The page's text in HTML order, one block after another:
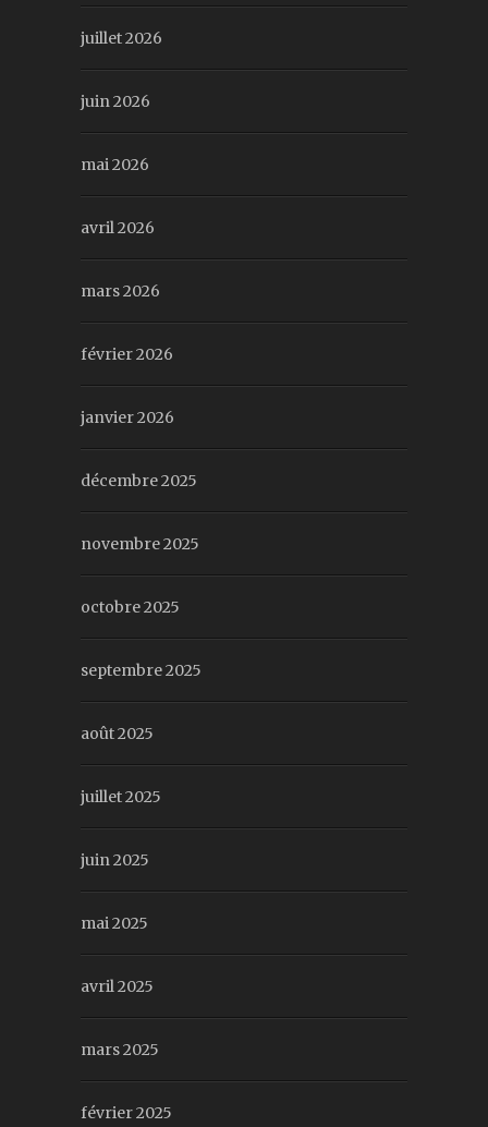
juillet 2026
juin 2026
mai 2026
avril 2026
mars 2026
février 2026
janvier 2026
décembre 2025
novembre 2025
octobre 2025
septembre 2025
août 2025
juillet 2025
juin 2025
mai 2025
avril 2025
mars 2025
février 2025